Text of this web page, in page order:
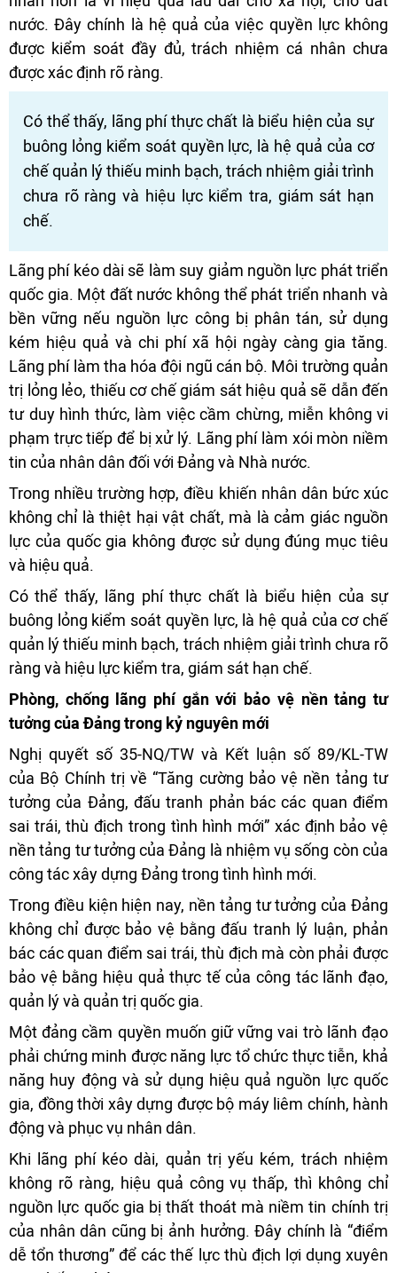
nước. Đây chính là hệ quả của việc quyền lực không
được kiểm soát đầy đủ, trách nhiệm cá nhân chưa
được xác định rõ ràng.
Có thể thấy, lãng phí thực chất là biểu hiện của sự
buông lỏng kiểm soát quyền lực, là hệ quả của cơ
chế quản lý thiếu minh bạch, trách nhiệm giải trình
chưa rõ ràng và hiệu lực kiểm tra, giám sát hạn
chế.
Lãng phí kéo dài sẽ làm suy giảm nguồn lực phát triển
quốc gia. Một đất nước không thể phát triển nhanh và
bền vững nếu nguồn lực công bị phân tán, sử dụng
kém hiệu quả và chi phí xã hội ngày càng gia tăng.
Lãng phí làm tha hóa đội ngũ cán bộ. Môi trường quản
trị lỏng lẻo, thiếu cơ chế giám sát hiệu quả sẽ dẫn đến
tư duy hình thức, làm việc cầm chừng, miễn không vi
phạm trực tiếp để bị xử lý. Lãng phí làm xói mòn niềm
tin của nhân dân đối với Đảng và Nhà nước.
Trong nhiều trường hợp, điều khiến nhân dân bức xúc
không chỉ là thiệt hại vật chất, mà là cảm giác nguồn
lực của quốc gia không được sử dụng đúng mục tiêu
và hiệu quả.
Có thể thấy, lãng phí thực chất là biểu hiện của sự
buông lỏng kiểm soát quyền lực, là hệ quả của cơ chế
quản lý thiếu minh bạch, trách nhiệm giải trình chưa rõ
ràng và hiệu lực kiểm tra, giám sát hạn chế.
Phòng, chống lãng phí gắn với bảo vệ nền tảng tư
tưởng của Đảng trong kỷ nguyên mới
Nghị quyết số 35-NQ/TW và Kết luận số 89/KL-TW
của Bộ Chính trị về “Tăng cường bảo vệ nền tảng tư
tưởng của Đảng, đấu tranh phản bác các quan điểm
sai trái, thù địch trong tình hình mới” xác định bảo vệ
nền tảng tư tưởng của Đảng là nhiệm vụ sống còn của
công tác xây dựng Đảng trong tình hình mới.
Trong điều kiện hiện nay, nền tảng tư tưởng của Đảng
không chỉ được bảo vệ bằng đấu tranh lý luận, phản
bác các quan điểm sai trái, thù địch mà còn phải được
bảo vệ bằng hiệu quả thực tế của công tác lãnh đạo,
quản lý và quản trị quốc gia.
Một đảng cầm quyền muốn giữ vững vai trò lãnh đạo
phải chứng minh được năng lực tổ chức thực tiễn, khả
năng huy động và sử dụng hiệu quả nguồn lực quốc
gia, đồng thời xây dựng được bộ máy liêm chính, hành
động và phục vụ nhân dân.
Khi lãng phí kéo dài, quản trị yếu kém, trách nhiệm
không rõ ràng, hiệu quả công vụ thấp, thì không chỉ
nguồn lực quốc gia bị thất thoát mà niềm tin chính trị
của nhân dân cũng bị ảnh hưởng. Đây chính là “điểm
dễ tổn thương” để các thế lực thù địch lợi dụng xuyên